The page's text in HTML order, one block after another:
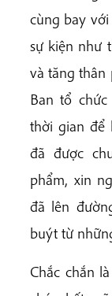
cùng bay
sự kiện như
và tăng thân
Ban tổ
thời gian để
đã được
phẩm, xin
đã lên
buýt từ
Chắc chắn